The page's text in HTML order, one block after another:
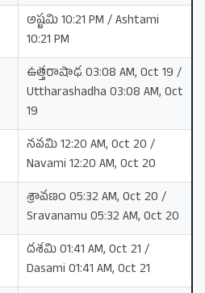
అష్టమి 10:21 PM / Ashtami
10:21 PM
ఉత్తరాషాఢ 03:08 AM, Oct 19 /
Uttharashadha 03:08 AM, Oct
19
నవమి 12:20 AM, Oct 20 /
Navami 12:20 AM, Oct 20
శ్రావణం 05:32 AM, Oct 20 /
Sravanamu 05:32 AM, Oct 20
దశమి 01:41 AM, Oct 21 /
Dasami 01:41 AM, Oct 21